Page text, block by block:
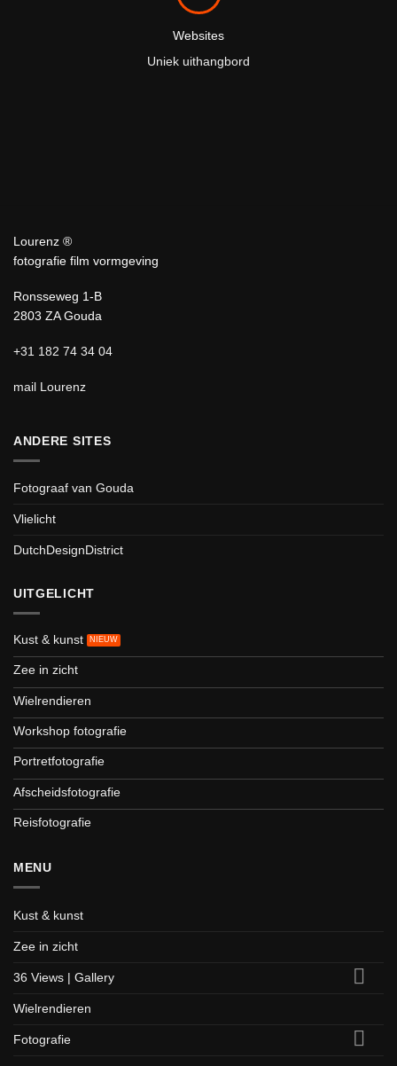
Websites
Uniek uithangbord
Lourenz ®
fotografie film vormgeving
Ronsseweg 1-B
2803 ZA Gouda
+31 182 74 34 04
mail Lourenz
ANDERE SITES
Fotograaf van Gouda
Vlielicht
DutchDesignDistrict
UITGELICHT
Kust & kunst
Zee in zicht
Wielrendieren
Workshop fotografie
Portretfotografie
Afscheidsfotografie
Reisfotografie
MENU
Kust & kunst
Zee in zicht
36 Views | Gallery
Wielrendieren
Fotografie